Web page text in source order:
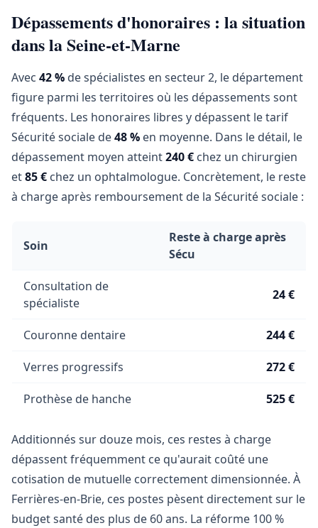
Dépassements d'honoraires : la situation
dans la Seine-et-Marne
Avec 42 % de spécialistes en secteur 2, le département
figure parmi les territoires où les dépassements sont
fréquents. Les honoraires libres y dépassent le tarif
Sécurité sociale de48 % en moyenne. Dans le détail, le
dépassement moyen atteint240 € chez un chirurgien
et85 € chez un ophtalmologue. Concrètement, le reste
à charge après remboursement de la Sécurité sociale :
Soin
Reste à charge après
Sécu
Consultation de
spécialiste
24 €
Couronne dentaire 244 €
Verres progressifs 272 €
Prothèse de hanche 525 €
Additionnés sur douze mois, ces restes à charge
dépassent fréquemment ce qu'aurait coûté une
cotisation de mutuelle correctement dimensionnée. À
Ferrières-en-Brie, ces postes pèsent directement sur le
budget santé des plus de 60 ans. La réforme 100 %